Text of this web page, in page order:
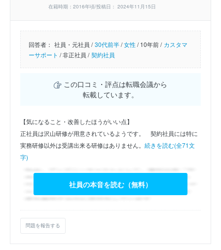
在籍時期：2016年頃/投稿日： 2024年11月15日
回答者： 社員・元社員 / 30代前半/女性/10年前 / カスタマ
ーサポート /非正社員 / 契約社員
この口コミ・評点は転職会議から
転載しています。
【気になること・改善したほうがいい点】
正社員は沢山研修が用意されているようです。　契約社員には特に
実務研修以外は受講出来る研修はありません。 続きを読む(全71文
字)
社員の本音を読む（無料）
問題を報告する